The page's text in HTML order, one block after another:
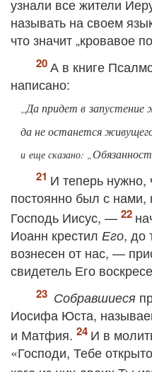
узнали все жители
называть на своем
что значит „кровавое
А в книге
написано:
„Да придет в запустение
да не останется
и еще сказано: „
И теперь нужно,
постоянно был с нами,
Господь Иисус, —
Иоанн крестил Его, до
вознесен от нас, —
свидетель Его
Собравшиеся
Иосифа Юста,
и Матфия.
И в
«Господи, Тебе